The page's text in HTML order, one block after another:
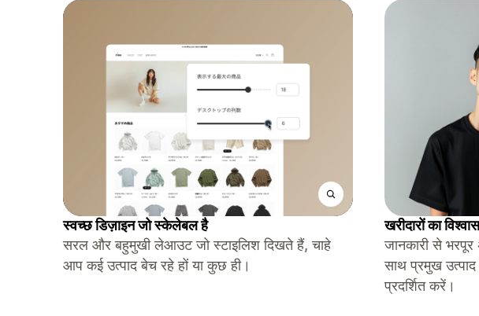
स्वच्छ डिज़ाइन जो स्केलेबल है
सरल और बहुमुखी लेआउट जो स्टाइलिश दिखते हैं, चाहे
आप कई उत्पाद बेच रहे हों या कुछ ही।
खरीदारों का
जानकारी से भरपूर
साथ प्रमुख उत्पाद
प्रदर्शित करें।